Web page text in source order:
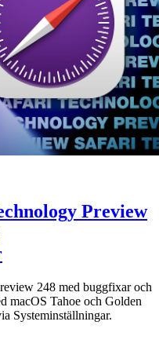
Preview
248 med buggfixar och
macOS Tahoe och Golden
Systeminställningar.